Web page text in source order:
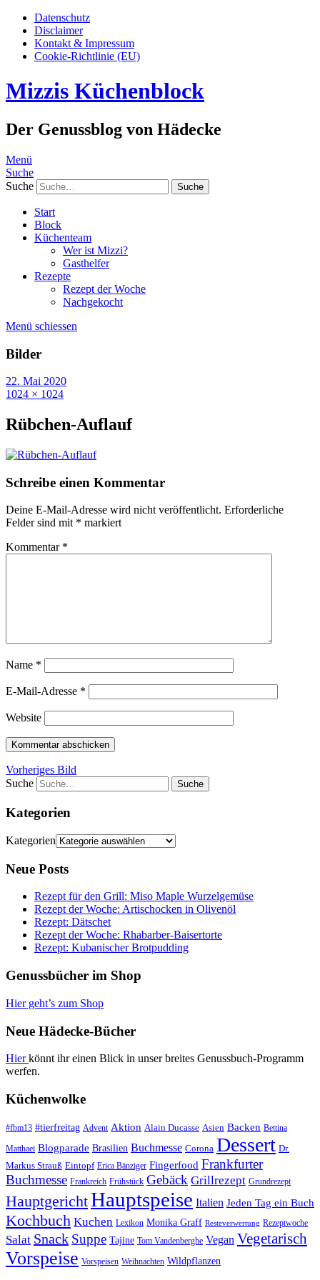
Datenschutz
Disclaimer
Kontakt & Impressum
Cookie-Richtlinie (EU)
Mizzis Küchenblock
Der Genussblog von Hädecke
Menü
Suche
Suche
Start
Block
Küchenteam
Wer ist Mizzi?
Gasthelfer
Rezepte
Rezept der Woche
Nachgekocht
Menü schiessen
Bilder
22. Mai 2020
1024 × 1024
Rübchen-Auflauf
Schreibe einen Kommentar
Deine E-Mail-Adresse wird nicht veröffentlicht. Erforderliche
Felder sind mit * markiert
Kommentar *
Name *
E-Mail-Adresse *
Website
Vorheriges Bild
Suche
Kategorien
Kategorien
Neue Posts
Rezept für den Grill: Miso Maple Wurzelgemüse
Rezept der Woche: Artischocken in Olivenöl
Rezept: Dätschet
Rezept der Woche: Rhabarber-Baisertorte
Rezept: Kubanischer Brotpudding
Genussbücher im Shop
Hier geht’s zum Shop
Neue Hädecke-Bücher
Hierkönnt ihr einen Blick in unser breites Genussbuch-Programm
werfen.
Küchenwolke
#fbm13 #tierfreitag Advent Aktion Alain Ducasse Asien Backen Bettina
Matthaei Blogparade Brasilien Buchmesse Corona Dessert Dr.
Markus Strauß Eintopf Erica Bänziger Fingerfood Frankfurter
Buchmesse Frankreich Frühstück Gebäck Grillrezept Grundrezept
HauptgerichtHauptspeise Italien Jeden Tag ein Buch
Kochbuch Kuchen Lexikon Monika Graff Resteverwertung Rezeptwoche
Salat Snack Suppe Tajine Tom Vandenberghe Vegan Vegetarisch
Vorspeise Vorspeisen Weihnachten Wildpflanzen